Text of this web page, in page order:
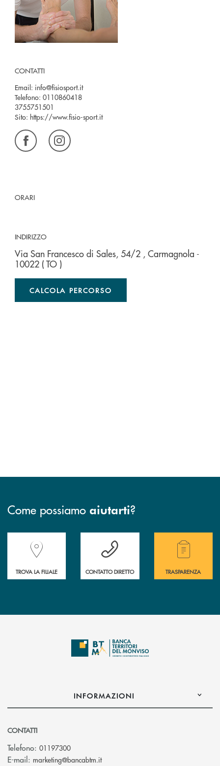
CONTATTI
Email: info@fisiosport.it
Telefono: 0110860418
3755751501
Sito: https://www.fisio-sport.it
ORARI
INDIRIZZO
Via San Francesco di Sales, 54/2 , Carmagnola -
10022 ( TO )
CALCOLA PERCORSO
Come possiamo aiutarti?
Accedi all' elenco completo delle filiali della Banca.
TROVA LA FILIALE
Hai bisogno di assistenza immediata?
CONTATTO DIRETTO
Hai bisogno di
TRASPARENZA
INFORMAZIONI
CONTATTI
Telefono: 01197300
E-mail: marketing@bancabtm.it(si apre l’app di posta elettronica)